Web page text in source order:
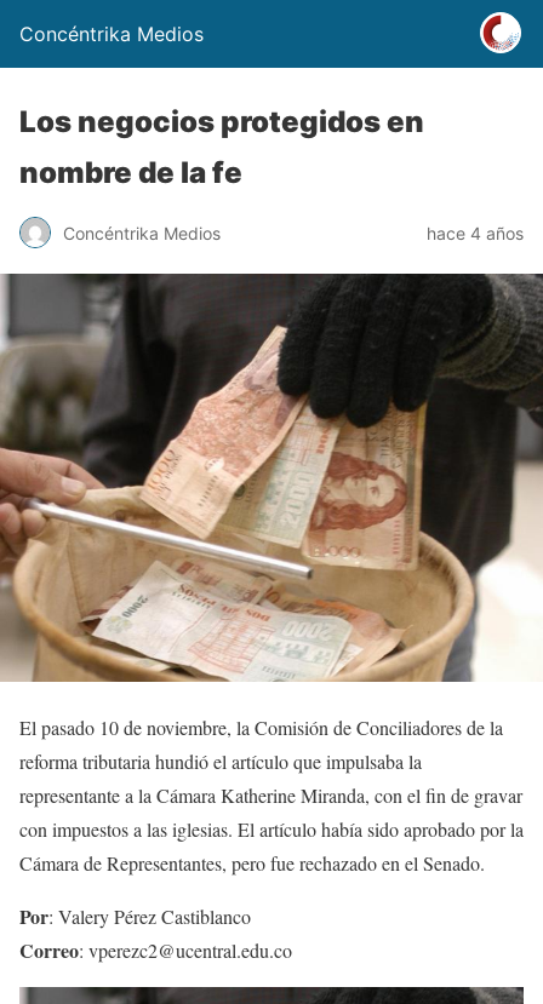
Concéntrika Medios
Los negocios protegidos en
nombre de la fe
Concéntrika Medios hace 4 años
El pasado 10 de noviembre, la Comisión de Conciliadores de la
reforma tributaria hundió el artículo que impulsaba la
representante a la Cámara Katherine Miranda, con el fin de gravar
con impuestos a las iglesias. El artículo había sido aprobado por la
Cámara de Representantes, pero fue rechazado en el Senado.
Por: Valery Pérez Castiblanco
Correo: vperezc2@ucentral.edu.co